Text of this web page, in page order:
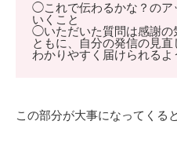
◯これで伝わるかな？のア
いくこと
◯いただいた質問は感謝の
ともに、自分の発信の見直
わかりやすく届けられるよ
この部分が大事になってくる